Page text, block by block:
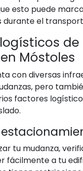
esto puede
durante el
de
Móstoles
con diversas
pero
factores
tu mudanza,
fácilmente a tu